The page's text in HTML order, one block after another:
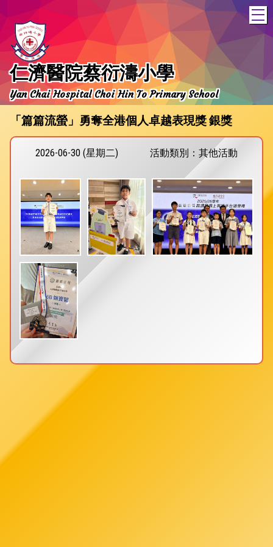
仁濟醫院蔡衍濤小學
Yan Chai Hospital Choi Hin To Primary School
「篇篇流螢」勇奪全港個人卓越表現獎 銀獎
2026-06-30 (星期二) 活動類別：其他活動